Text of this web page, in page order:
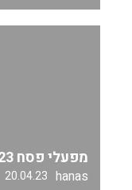
מפעלי פסח 2023 של נוער עמק יזרעאל
hanas
20.04.23